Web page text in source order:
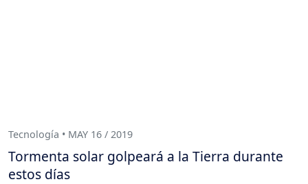
Tecnología • MAY 16 / 2019
Tormenta solar golpeará a la Tierra durante
estos días